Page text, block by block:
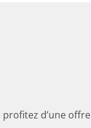
profitez d’une offre